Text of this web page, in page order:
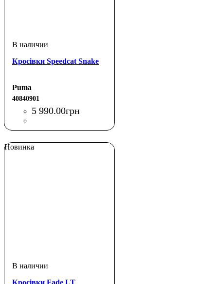
Кросівки Speedcat Snake
Puma
40840901
5 990.00грн
Новинка
Кросівки Fade LT